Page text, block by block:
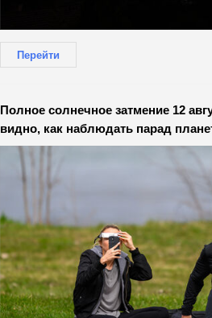
Перейти
Полное солнечное затмение 12
видно, как наблюдать парад